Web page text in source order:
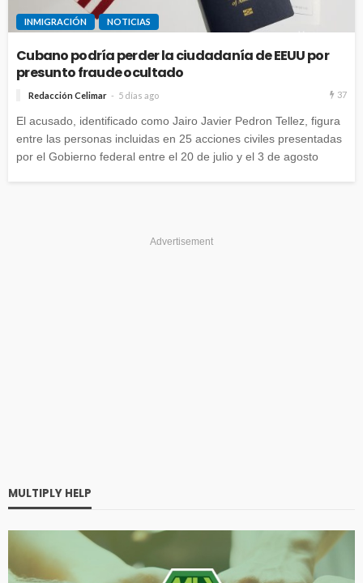
INMIGRACIÓN NOTICIAS
Cubano podría perder la ciudadanía de EEUU por
presunto fraude ocultado
Redacción Celimar 5 días ago 37
El acusado, identificado como Jairo Javier Pedron Tellez, figura
entre las personas incluidas en 25 acciones civiles presentadas
por el Gobierno federal entre el 20 de julio y el 3 de agosto
Advertisement
MULTIPLY HELP